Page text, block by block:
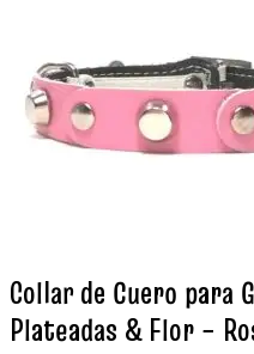
Collar de Cuero para
Plateadas & Flor –